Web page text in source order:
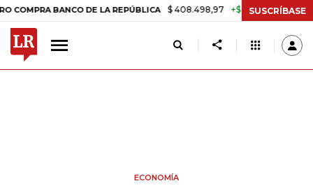
BANCO DE LA REPÚBLICA $ 408.498,97 +$ 8.753,81 +2,19% TASA
SUSCRÍBASE
ECONOMÍA